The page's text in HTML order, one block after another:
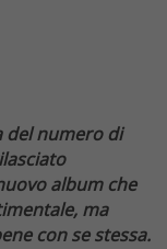
del numero di
album che
ma
con se stessa.